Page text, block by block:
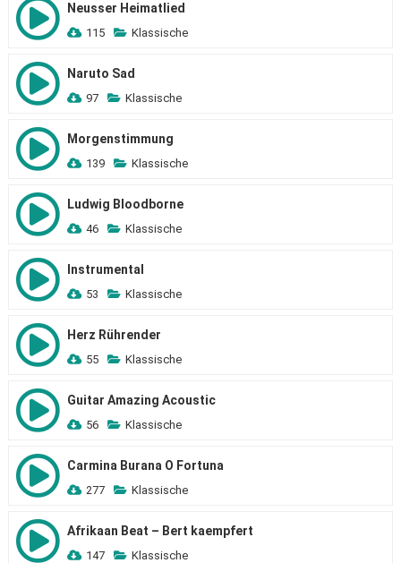
Neusser Heimatlied
115 Klassische
Naruto Sad
97 Klassische
Morgenstimmung
139 Klassische
Ludwig Bloodborne
46 Klassische
Instrumental
53 Klassische
Herz Rührender
55 Klassische
Guitar Amazing Acoustic
56 Klassische
Carmina Burana O Fortuna
277 Klassische
Afrikaan Beat – Bert kaempfert
147 Klassische